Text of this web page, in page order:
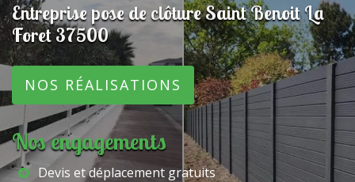
Entreprise pose de clôture Saint Benoit La
Foret 37500
NOS RÉALISATIONS
Nos engagements
Devis et déplacement gratuits